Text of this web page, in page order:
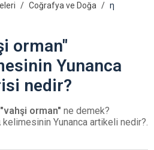
Coğrafya ve Doğa
η
orman"
Yunanca
nedir?
"vahşi orman" ne demek?
kelimesinin Yunanca artikeli nedir?.